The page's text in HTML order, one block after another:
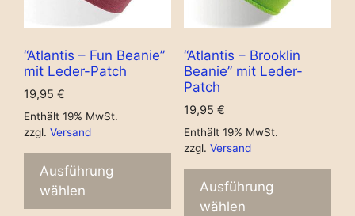
“Atlantis – Fun Beanie”
mit Leder-Patch
19,95 €
Enthält 19% MwSt.
zzgl. Versand
Ausführung
wählen
“Atlantis – Brooklin
Beanie” mit Leder-
Patch
19,95 €
Enthält 19% MwSt.
zzgl. Versand
Ausführung
wählen